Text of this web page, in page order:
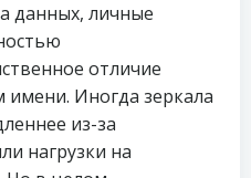
данных, личные
отличие
Иногда зеркала
из-за
нагрузки на